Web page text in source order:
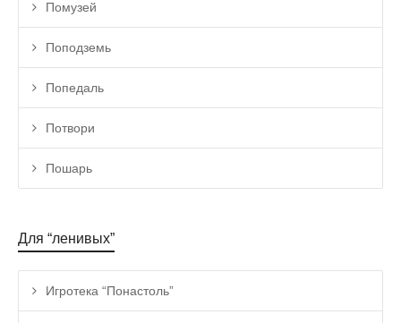
Помузей
Поподземь
Попедаль
Потвори
Пошарь
Для “ленивых”
Игротека “Понастоль”